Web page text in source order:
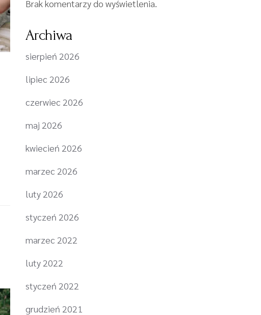
Brak komentarzy do wyświetlenia.
Archiwa
sierpień 2026
lipiec 2026
czerwiec 2026
maj 2026
kwiecień 2026
marzec 2026
luty 2026
styczeń 2026
marzec 2022
luty 2022
styczeń 2022
grudzień 2021